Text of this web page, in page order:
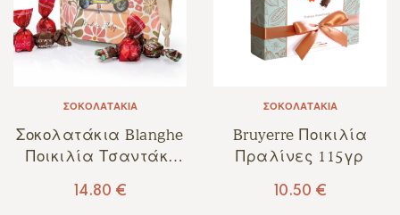
ΣΟΚΟΛΑΤΆΚΙΑ
Σοκολατάκια Blanghe
Ποικιλία Τσαντάκι
14.80 €
ΣΟΚΟΛΑΤΆΚΙΑ
Bruyerre Ποικιλία
Πραλίνες 115γρ
10.50 €